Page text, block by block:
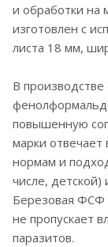
и обработки на
изготовлен с
листа 18 мм,
В
повышенную
марки отвечает
нормам и
числе,
Березовая ФСФ
не пропускает
паразитов.